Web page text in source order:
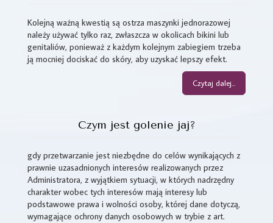
Kolejną ważną kwestią są ostrza maszynki jednorazowej
należy używać tylko raz, zwłaszcza w okolicach bikini lub
genitaliów, ponieważ z każdym kolejnym zabiegiem trzeba
ją mocniej dociskać do skóry, aby uzyskać lepszy efekt.
Czytaj dalej...
Czym jest golenie jaj?
gdy przetwarzanie jest niezbędne do celów wynikających z
prawnie uzasadnionych interesów realizowanych przez
Administratora, z wyjątkiem sytuacji, w których nadrzędny
charakter wobec tych interesów mają interesy lub
podstawowe prawa i wolności osoby, której dane dotyczą,
wymagające ochrony danych osobowych w trybie z art.